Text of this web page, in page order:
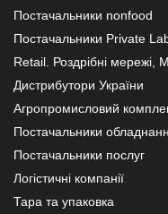
Постачальники nonfood
Постачальники Private
Retail. Роздрібні мережі,
Дистрибутори України
Агропромисловий
Постачальники
Постачальники послуг
Логістичні компанії
Тара та упаковка